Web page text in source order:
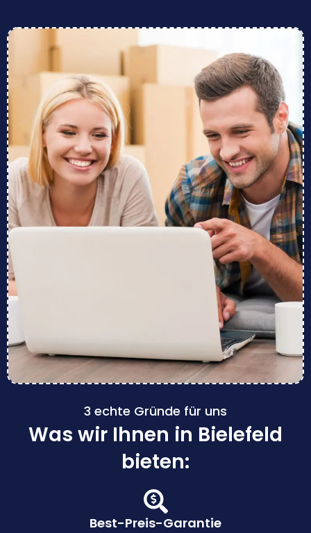
3 echte Gründe für uns
Was wir Ihnen in Bielefeld
bieten:
Best-Preis-Garantie